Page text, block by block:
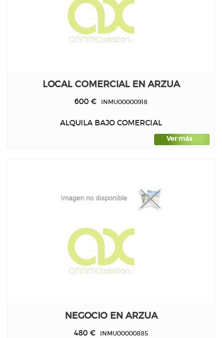
LOCAL COMERCIAL EN ARZUA
600 € INMU00000918
ALQUILA BAJO COMERCIAL
Ver más
NEGOCIO EN ARZUA
480 € INMU00000885